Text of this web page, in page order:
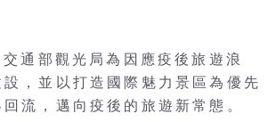
通部觀光局為因應疫後旅遊浪
，並以打造國際魅力景區為優先
流，邁向疫後的旅遊新常態。